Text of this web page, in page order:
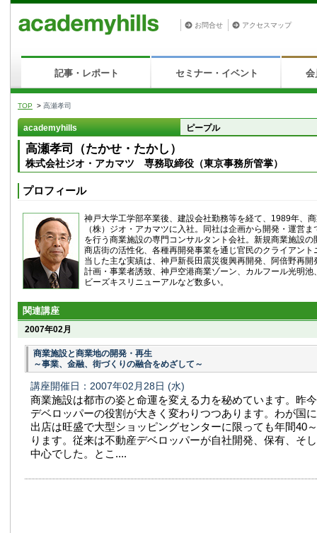
お問合せ アクセスマップ
記事・レポート セミナー・イベント 会
TOP > 高瀬孝司
academyhills ピープル
高瀬孝司（たかせ・たかし）
株式会社ジオ・アカマツ 専務取締役（東京事務所管掌）
プロフィール
神戸大学工学部卒業後、建設会社勤務等を経て、1989年、
（株）ジオ・アカマツに入社。同社は企画から開発・運営
を行う商業施設の専門コンサルタント会社。新規商業施設の
商店街の活性化、各種再開発事業を通じ官民のクライアント
当した主な実績は、神戸新長田震災復興再開発、阿倍野再開
計画・事業者誘致、神戸空港商業ゾーン、カルフール光明池
ビーズキスリニューアルなど数多い。
関連講座
2007年02月
商業施設と商業地の開発・再生
～事業、金融、街づくりの融合をめざして～
講座開催日：2007年02月28日 (水)
商業施設は都市の姿と命運を変える力を秘めています。昨
デベロッパーの役割が大きく変わりつつあります。わが国
出店は旺盛で大型ショッピングセンターに限っても年間40
ります。従来は不動産デベロッパーが自社開発、保有、そ
中心でした。とこ....